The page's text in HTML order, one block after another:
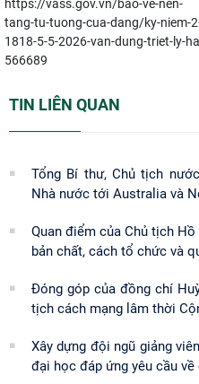
https://vass.gov.vn/bao-ve-nen-
tang-tu-tuong-cua-dang/ky-niem-
1818-5-5-2026-van-dung-triet-ly-
566689
TIN LIÊN QUAN
Tổng Bí thư, Chủ tịch
Nhà nước tới Australia và
Quan điểm của Chủ tịch
bản chất, cách tổ chức và
Đóng góp của đồng chí
tịch cách mạng lâm thời
Xây dựng đội ngũ giảng
đại học đáp ứng yêu cầu về